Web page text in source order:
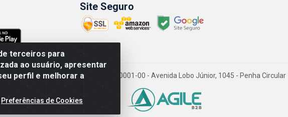
terceiros para
ao usuário, apresentar
perfil e melhorar a
Preferências de Cookies
Site Seguro
LTDA - CNPJ: 10.894.768/0001-00 - Avenida Lobo Júnior, 1045 - Penha